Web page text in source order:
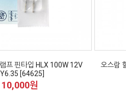
프 핀타입 HLX 100W 12V
[64625]
10,000원
오스람